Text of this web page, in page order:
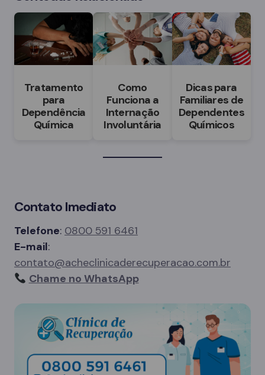
Tratamento
para
Dependência
Química
Como
Funciona a
Internação
Involuntária
Dicas para
Familiares de
Dependentes
Químicos
Contato Imediato
Telefone: 0800 591 6461
E-mail:
contato@acheclinicaderecuperacao.com.br
Chame no WhatsApp